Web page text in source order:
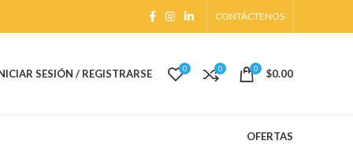
CONTÁCTENOS
SESIÓN / REGISTRARSE 0 0 0 $0.00
OFERTAS